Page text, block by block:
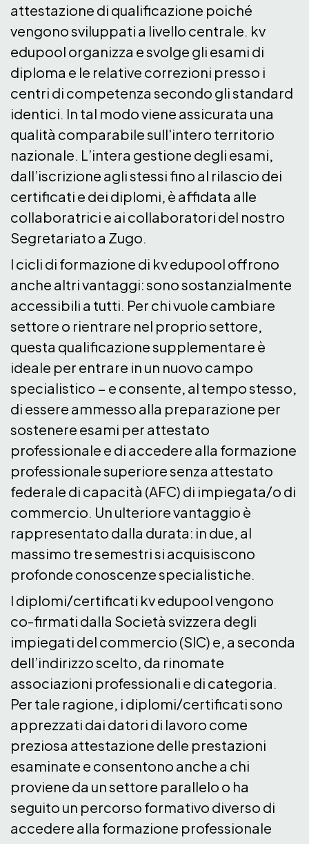
attestazione di qualificazione poiché
vengono sviluppati a livello centrale. kv
edupool organizza e svolge gli esami di
diploma e le relative correzioni presso i
centri di competenza secondo gli standard
identici. In tal modo viene assicurata una
qualità comparabile sull'intero territorio
nazionale. L’intera gestione degli esami,
dall’iscrizione agli stessi fino al rilascio dei
certificati e dei diplomi, è affidata alle
collaboratrici e ai collaboratori del nostro
Segretariato a Zugo.
I cicli di formazione di kv edupool offrono
anche altri vantaggi: sono sostanzialmente
accessibili a tutti. Per chi vuole cambiare
settore o rientrare nel proprio settore,
questa qualificazione supplementare è
ideale per entrare in un nuovo campo
specialistico − e consente, al tempo stesso,
di essere ammesso alla preparazione per
sostenere esami per attestato
professionale e di accedere alla formazione
professionale superiore senza attestato
federale di capacità (AFC) di impiegata/o di
commercio. Un ulteriore vantaggio è
rappresentato dalla durata: in due, al
massimo tre semestri si acquisiscono
profonde conoscenze specialistiche.
I diplomi/certificati kv edupool vengono
co-firmati dalla Società svizzera degli
impiegati del commercio (SIC) e, a seconda
dell’indirizzo scelto, da rinomate
associazioni professionali e di categoria.
Per tale ragione, i diplomi/certificati sono
apprezzati dai datori di lavoro come
preziosa attestazione delle prestazioni
esaminate e consentono anche a chi
proviene da un settore parallelo o ha
seguito un percorso formativo diverso di
accedere alla formazione professionale